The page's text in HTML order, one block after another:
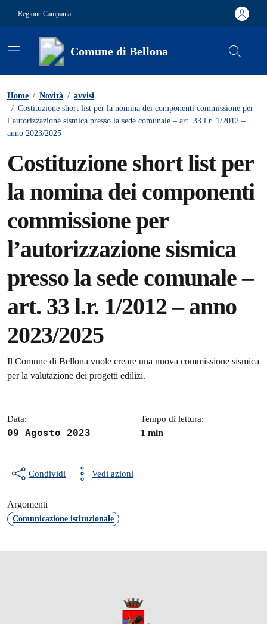
Regione Campania
Comune di Bellona
Home / Novità / avvisi
/ Costituzione short list per la nomina dei componenti commissione per
l’autorizzazione sismica presso la sede comunale – art. 33 l.r. 1/2012 –
anno 2023/2025
Costituzione short list per
la nomina dei componenti
commissione per
l’autorizzazione sismica
presso la sede comunale –
art. 33 l.r. 1/2012 – anno
2023/2025
Dettagli della notizia
Il Comune di Bellona vuole creare una nuova commissione sismica
per la valutazione dei progetti edilizi.
Data:
09 Agosto 2023
Tempo di lettura:
1 min
Condividi Vedi azioni
Argomenti
Comunicazione istituzionale